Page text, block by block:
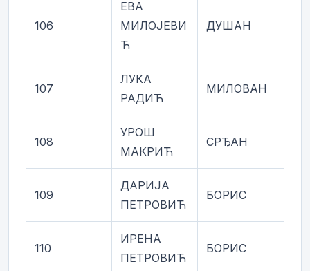
106
ЕВА
МИЛОЈЕВИ
Ћ
ДУШАН
107
ЛУКА
РАДИЋ
МИЛОВАН
108
УРОШ
МАКРИЋ
СРЂАН
109
ДАРИЈА
ПЕТРОВИЋ
БОРИС
110
ИРЕНА
ПЕТРОВИЋ
БОРИС